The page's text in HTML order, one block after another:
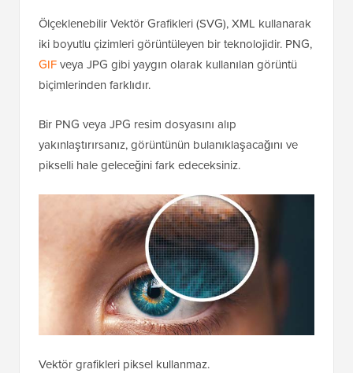
Ölçeklenebilir Vektör Grafikleri (SVG), XML kullanarak
iki boyutlu çizimleri görüntüleyen bir teknolojidir. PNG,
GIFveya JPG gibi yaygın olarak kullanılan görüntü
biçimlerinden farklıdır.
Bir PNG veya JPG resim dosyasını alıp
yakınlaştırırsanız, görüntünün bulanıklaşacağını ve
pikselli hale geleceğini fark edeceksiniz.
Vektör grafikleri piksel kullanmaz.